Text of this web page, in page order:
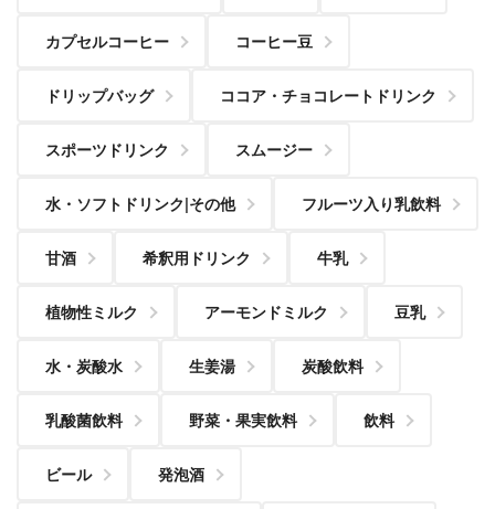
カプセルコーヒー コーヒー豆
ドリップバッグ ココア・チョコレートドリンク
スポーツドリンク スムージー
水・ソフトドリンク|その他 フルーツ入り乳飲料
甘酒 希釈用ドリンク 牛乳
植物性ミルク アーモンドミルク 豆乳
水・炭酸水 生姜湯 炭酸飲料
乳酸菌飲料 野菜・果実飲料 飲料
ビール 発泡酒